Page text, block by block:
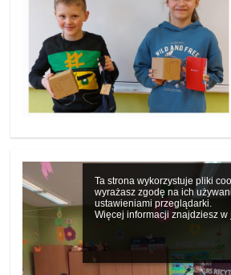
Ta strona wykorzystuje pliki
wyrażasz zgodę na ich
ustawieniami przeglądarki.
Więcej informacji znajdziesz w